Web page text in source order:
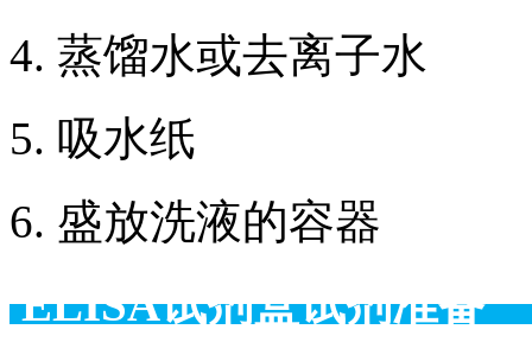
4. 蒸馏水或去离子水
5. 吸水纸
6. 盛放洗液的容器
ELISA试剂盒试剂准备